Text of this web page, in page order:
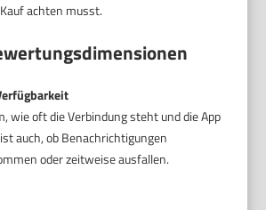
achten musst.
wie oft die Verbindung steht und die App
auch, ob Benachrichtigungen
oder zeitweise ausfallen.